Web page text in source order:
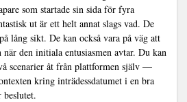
som startade sin sida för fyra
ut är ett helt annat slags vad. De
lång sikt. De kan också vara på väg att
den initiala entusiasmen avtar. Du kan
scenarier åt från plattformen själv —
kring inträdessdatumet i en bra